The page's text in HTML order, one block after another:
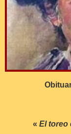
« El toreo